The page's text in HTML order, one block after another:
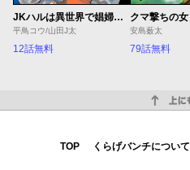
JKハルは異世界で娼婦になった Winter
平鳥コウ/山田J太
12話無料
クマ撃ちの女
安島薮太
79話無料
TOP くらげバンチについて